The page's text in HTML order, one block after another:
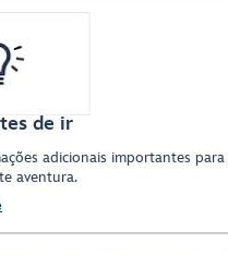
de ir
adicionais importantes
aventura.